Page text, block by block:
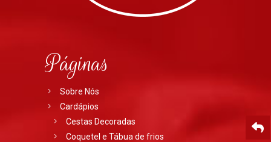
Páginas
Sobre Nós
Cardápios
Cestas Decoradas
Coquetel e Tábua de frios